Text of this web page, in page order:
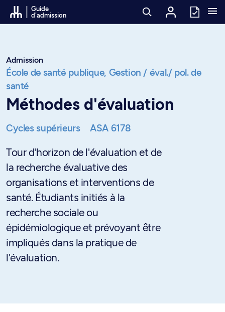
Passer au contenu
Guide
d'admission
Admission
École de santé publique, Gestion / éval./ pol. de
santé
Méthodes d'évaluation
Cycles supérieurs ASA 6178
Tour d'horizon de l'évaluation et de
la recherche évaluative des
organisations et interventions de
santé. Étudiants initiés à la
recherche sociale ou
épidémiologique et prévoyant être
impliqués dans la pratique de
l'évaluation.